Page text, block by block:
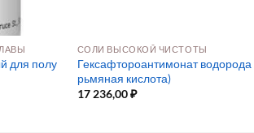
для полу
СОЛИ ВЫСОКОЙ ЧИСТОТЫ
Гексафтороантимонат
рьмяная кислота)
17 236,00₽